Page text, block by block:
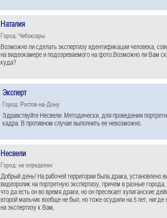
Наталия
Город: Чебоксары
Возможно ли сделать экспертизу идентификации человека,
на видеокамере и подозреваемого на фото.Возможно ли Вам
куда?
Эксперт
Город: Ростов-на-Дону
Здравствуйте Несвели. Методически, для проведения
кадра. В противном случае выполнить ее невозможно.
Несвели
Город: не определен
Добрый день! На рабочей территории была драка, установлено
видеоролик на портретную экспертизу, причем в разные
что да есть он во время драки, но он пресекает хулиганские
второй мальчик вообще не был, но тоже осудили на 5 лет,
на экспертизу к Вам,